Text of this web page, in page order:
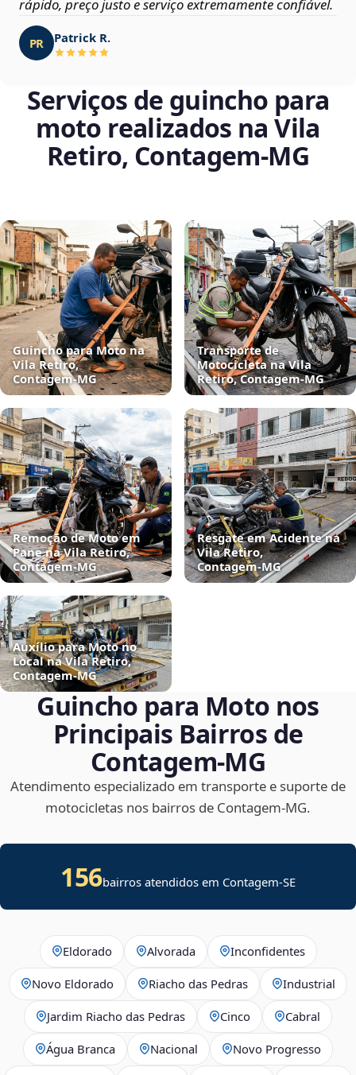
rápido, preço justo e serviço extremamente confiável.
PR Patrick R.
Serviços de guincho para
moto realizados na Vila
Retiro, Contagem‑MG
Guincho para Moto na
Vila Retiro,
Contagem‑MG
Transporte de
Motocicleta na Vila
Retiro, Contagem‑MG
Remoção de Moto em
Pane na Vila Retiro,
Contagem‑MG
Resgate em Acidente na
Vila Retiro,
Contagem‑MG
Auxílio para Moto no
Local na Vila Retiro,
Contagem‑MG
Guincho para Moto nos
Principais Bairros de
Contagem‑MG
Atendimento especializado em transporte e suporte de
motocicletas nos bairros de Contagem‑MG.
156bairros atendidos em Contagem-SE
Eldorado Alvorada Inconfidentes
Novo Eldorado Riacho das Pedras Industrial
Jardim Riacho das Pedras Cinco Cabral
Água Branca Nacional Novo Progresso